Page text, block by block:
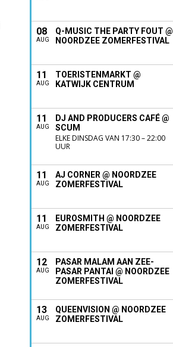
08
AUG
Q-MUSIC THE PARTY FOUT @
NOORDZEE ZOMERFESTIVAL
11
AUG
TOERISTENMARKT @
KATWIJK CENTRUM
11
AUG
DJ AND PRODUCERS CAFÉ @
SCUM
ELKE DINSDAG VAN 17:30 – 22:00
UUR
11
AUG
AJ CORNER @ NOORDZEE
ZOMERFESTIVAL
11
AUG
EUROSMITH @ NOORDZEE
ZOMERFESTIVAL
12
AUG
PASAR MALAM AAN ZEE-
PASAR PANTAI @ NOORDZEE
ZOMERFESTIVAL
13
AUG
QUEENVISION @ NOORDZEE
ZOMERFESTIVAL